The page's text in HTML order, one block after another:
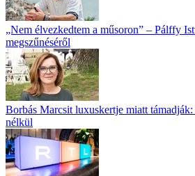
„Nem élvezkedtem a műsoron” – Pálffy
megszűnéséről
Borbás Marcsit luxuskertje miatt támadják:
nélkül